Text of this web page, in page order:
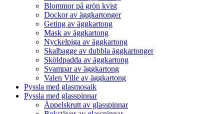
Blommor på grön kvist
Dockor av äggkartonger
Geting av äggkartong
Mask av äggkartong
Nyckelpiga av äggkartong
Skalbagge av dubbla äggkartonger
Sköldpadda av äggkartong
Svampar av äggkartong
Valen Ville av äggkartong
Pyssla med glasmosaik
Pyssla med glasspinnar
Äppelskrutt av glasspinnar